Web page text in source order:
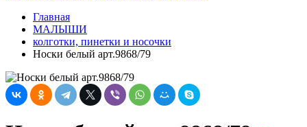
Главная
МАЛЫШИ
колготки, пинетки и носочки
Носки белый арт.9868/79